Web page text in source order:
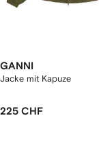
GANNI
Jacke mit Kapuze
225 CHF